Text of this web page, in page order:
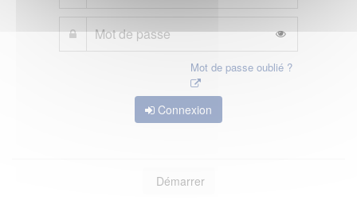
Mot de passe oublié ?
Connexion
Démarrer